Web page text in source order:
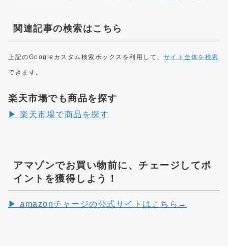
関連記事の検索はこちら
上記のGoogleカスタム検索ボックスを利用して、 サイト全体を検索
できます。
楽天市場でも商品を探す
▶︎ 楽天市場で商品を探す
アマゾンでお買い物前に、チェージしてポ
イントを獲得しよう！
▶︎ amazonチャージの公式サイトはこちら→